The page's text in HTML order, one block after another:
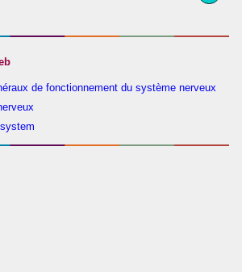
de fonctionnement du système nerveux